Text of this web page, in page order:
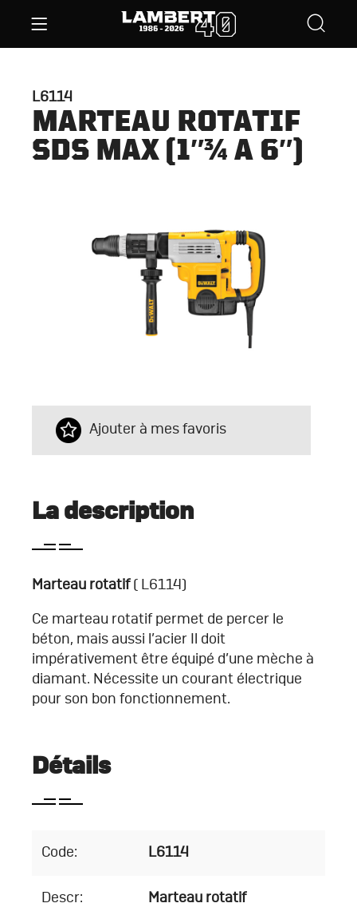
L6114
MARTEAU ROTATIF
SDS MAX (1″¾ A 6″)
Ajouter à mes favoris
La description
Marteau rotatif( L6114)
Ce marteau rotatif permet de percer le
béton, mais aussi l’acier Il doit
impérativement être équipé d’une mèche à
diamant. Nécessite un courant électrique
pour son bon fonctionnement.
Détails
Code: L6114
Descr: Marteau rotatif